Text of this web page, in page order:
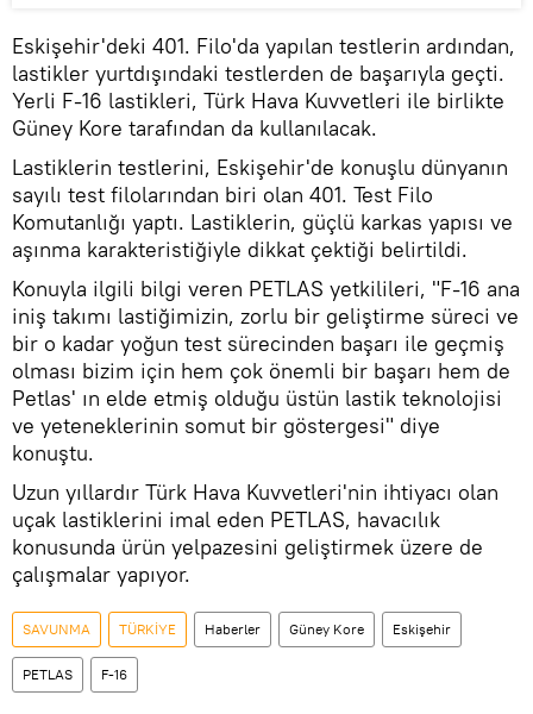
Eskişehir'deki 401. Filo'da yapılan testlerin ardından,
lastikler yurtdışındaki testlerden de başarıyla geçti.
Yerli F-16 lastikleri, Türk Hava Kuvvetleri ile birlikte
Güney Kore tarafından da kullanılacak.
Lastiklerin testlerini, Eskişehir'de konuşlu dünyanın
sayılı test filolarından biri olan 401. Test Filo
Komutanlığı yaptı. Lastiklerin, güçlü karkas yapısı ve
aşınma karakteristiğiyle dikkat çektiği belirtildi.
Konuyla ilgili bilgi veren PETLAS yetkilileri, "F-16 ana
iniş takımı lastiğimizin, zorlu bir geliştirme süreci ve
bir o kadar yoğun test sürecinden başarı ile geçmiş
olması bizim için hem çok önemli bir başarı hem de
Petlas' ın elde etmiş olduğu üstün lastik teknolojisi
ve yeteneklerinin somut bir göstergesi" diye
konuştu.
Uzun yıllardır Türk Hava Kuvvetleri'nin ihtiyacı olan
uçak lastiklerini imal eden PETLAS, havacılık
konusunda ürün yelpazesini geliştirmek üzere de
çalışmalar yapıyor.
SAVUNMA TÜRKİYE Haberler Güney Kore Eskişehir
PETLAS F-16